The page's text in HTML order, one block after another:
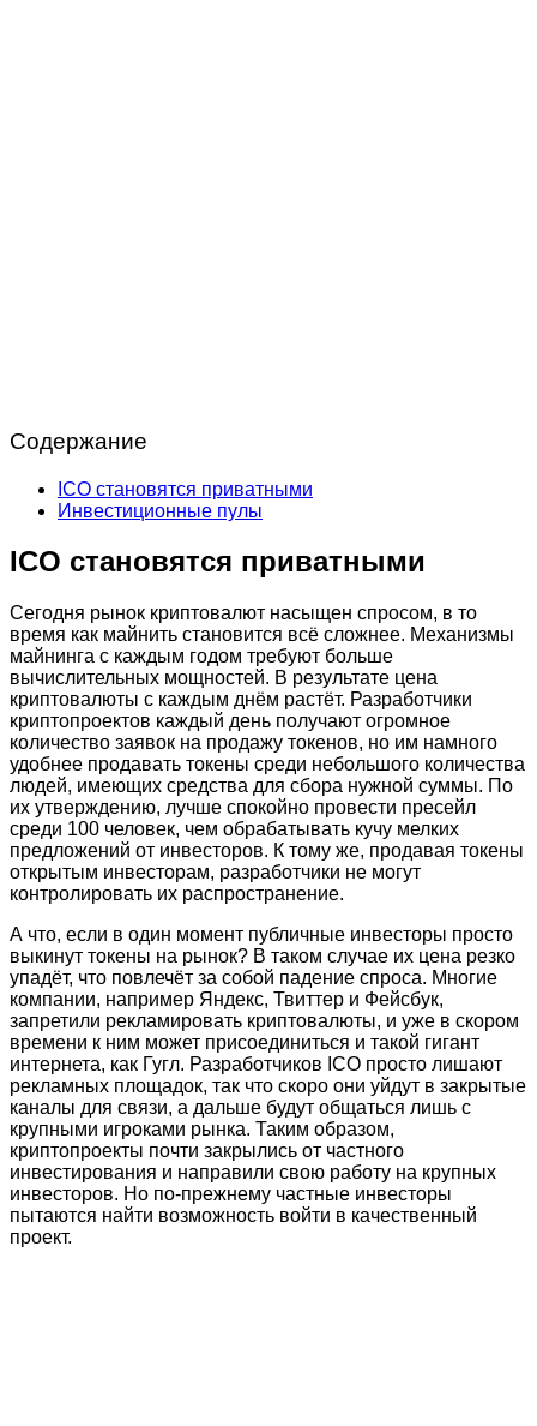
Содержание
ICO становятся приватными
Инвестиционные пулы
ICO становятся приватными
Сегодня рынок криптовалют насыщен спросом, в то
время как майнить становится всё сложнее. Механизмы
майнинга с каждым годом требуют больше
вычислительных мощностей. В результате цена
криптовалюты с каждым днём растёт. Разработчики
криптопроектов каждый день получают огромное
количество заявок на продажу токенов, но им намного
удобнее продавать токены среди небольшого количества
людей, имеющих средства для сбора нужной суммы. По
их утверждению, лучше спокойно провести пресейл
среди 100 человек, чем обрабатывать кучу мелких
предложений от инвесторов. К тому же, продавая токены
открытым инвесторам, разработчики не могут
контролировать их распространение.
А что, если в один момент публичные инвесторы просто
выкинут токены на рынок? В таком случае их цена резко
упадёт, что повлечёт за собой падение спроса. Многие
компании, например Яндекс, Твиттер и Фейсбук,
запретили рекламировать криптовалюты, и уже в скором
времени к ним может присоединиться и такой гигант
интернета, как Гугл. Разработчиков ICO просто лишают
рекламных площадок, так что скоро они уйдут в закрытые
каналы для связи, а дальше будут общаться лишь с
крупными игроками рынка. Таким образом,
криптопроекты почти закрылись от частного
инвестирования и направили свою работу на крупных
инвесторов. Но по-прежнему частные инвесторы
пытаются найти возможность войти в качественный
проект.